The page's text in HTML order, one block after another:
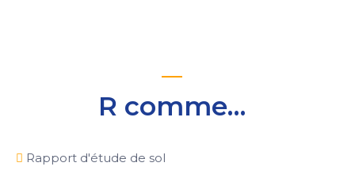
R comme…
Rapport d'étude de sol